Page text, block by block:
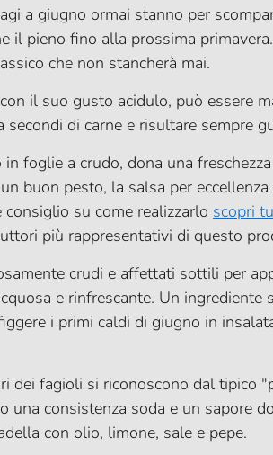
a giugno ormai stanno per
il pieno fino alla prossima
che non stancherà mai.
il suo gusto acidulo, può essere
secondi di carne e risultare sempre
foglie a crudo, dona una
buon pesto, la salsa per
su come realizzarlo scopri
più rappresentativi di questo
crudi e affettati sottili per
e rinfrescante. Un ingrediente
i primi caldi di giugno in
dei fagioli si riconoscono dal tipico
una consistenza soda e un sapore
con olio, limone, sale e pepe.